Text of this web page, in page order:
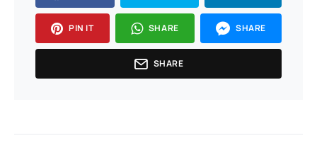
PIN IT SHARE SHARE
SHARE